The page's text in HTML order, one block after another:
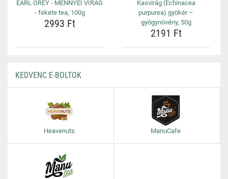
EARL GREY - MENNYEI VIRÁG
- fekete tea, 100g
2993 Ft
Kasvirág (Echinacea
purpurea) gyökér –
gyógynövény, 50g
2191 Ft
KEDVENC E-BOLTOK
Heavenuts ManuCafe